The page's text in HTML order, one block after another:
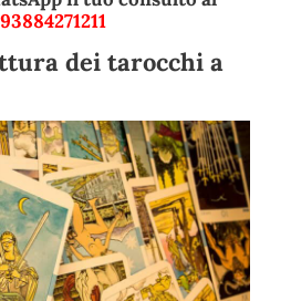
dei tarocchi a